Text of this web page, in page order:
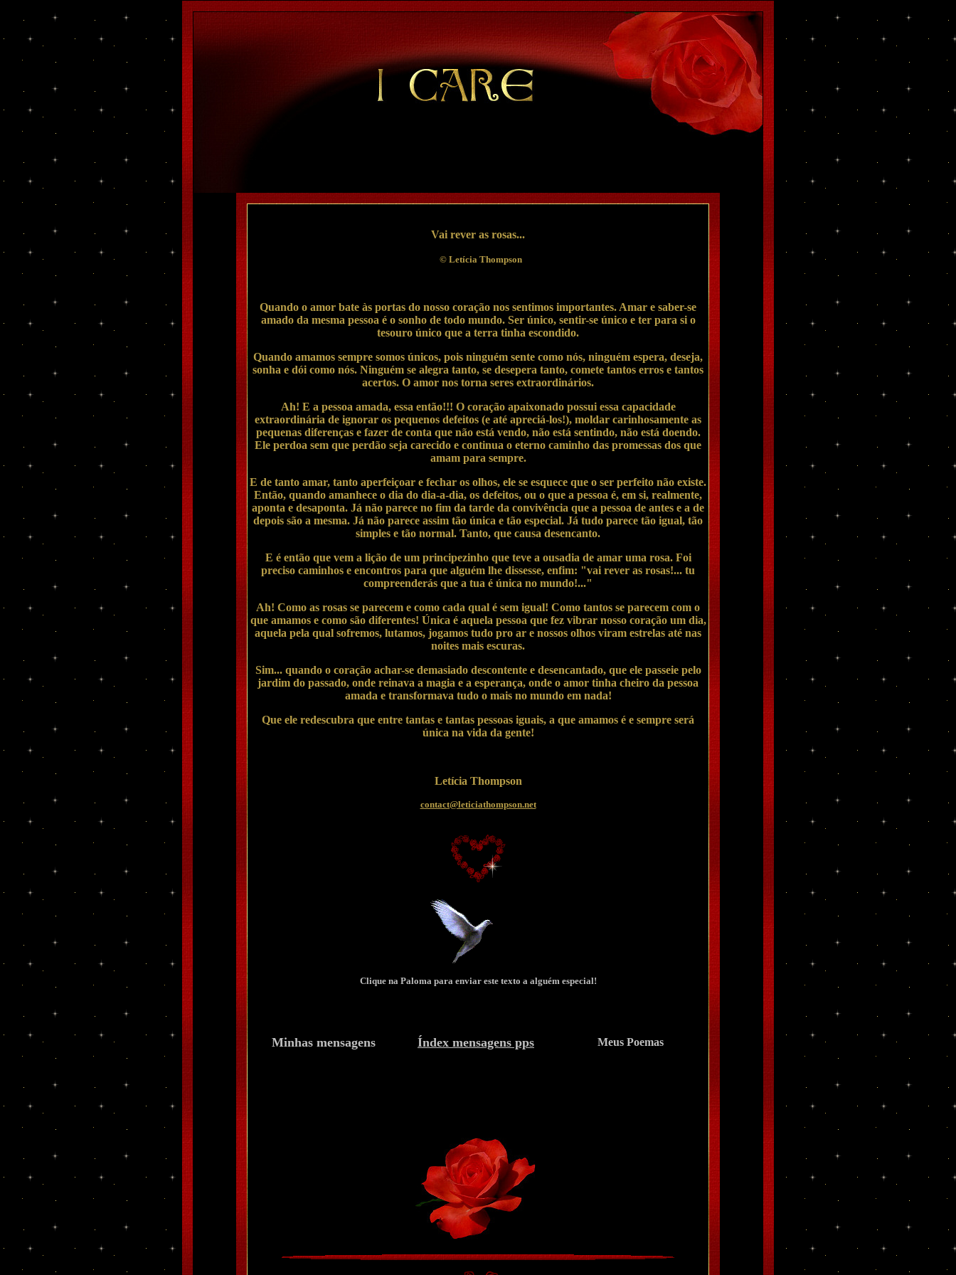
Vai rever as rosas...
©Letícia Thompson
Quando o amor bate às portas do nosso coração nos sentimos importantes. Amar e saber-se
amado da mesma pessoa é o sonho de todo mundo. Ser único, sentir-se único e ter para si o
tesouro único que a terra tinha escondido.
Quando amamos sempre somos únicos, pois ninguém sente como nós, ninguém espera, deseja,
sonha e dói como nós. Ninguém se alegra tanto, se desepera tanto, comete tantos erros e tantos
acertos. O amor nos torna seres extraordinários.
Ah! E a pessoa amada, essa então!!! O coração apaixonado possui essa capacidade
extraordinária de ignorar os pequenos defeitos (e até apreciá-los!), moldar carinhosamente as
pequenas diferenças e fazer de conta que não está vendo, não está sentindo, não está doendo.
Ele perdoa sem que perdão seja carecido e continua o eterno caminho das promessas dos que
amam para sempre.
E de tanto amar, tanto aperfeiçoar e fechar os olhos, ele se esquece que o ser perfeito não existe.
Então, quando amanhece o dia do dia-a-dia, os defeitos, ou o que a pessoa é, em si, realmente,
aponta e desaponta. Já não parece no fim da tarde da convivência que a pessoa de antes e a de
depois são a mesma. Já não parece assim tão única e tão especial. Já tudo parece tão igual, tão
simples e tão normal. Tanto, que causa desencanto.
E é então que vem a lição de um principezinho que teve a ousadia de amar uma rosa. Foi
preciso caminhos e encontros para que alguém lhe dissesse, enfim: "vai rever as rosas!... tu
compreenderás que a tua é única no mundo!..."
Ah! Como as rosas se parecem e como cada qual é sem igual! Como tantos se parecem com o
que amamos e como são diferentes! Única é aquela pessoa que fez vibrar nosso coração um dia,
aquela pela qual sofremos, lutamos, jogamos tudo pro ar e nossos olhos viram estrelas até nas
noites mais escuras.
Sim... quando o coração achar-se demasiado descontente e desencantado, que ele passeie pelo
jardim do passado, onde reinava a magia e a esperança, onde o amor tinha cheiro da pessoa
amada e transformava tudo o mais no mundo em nada!
Que ele redescubra que entre tantas e tantas pessoas iguais, a que amamos é e sempre será
única na vida da gente!
Letícia Thompson
contact@leticiathompson.net
Clique na Paloma para enviar este texto a alguém especial!
Minhas mensagens Índex mensagens pps Meus Poemas